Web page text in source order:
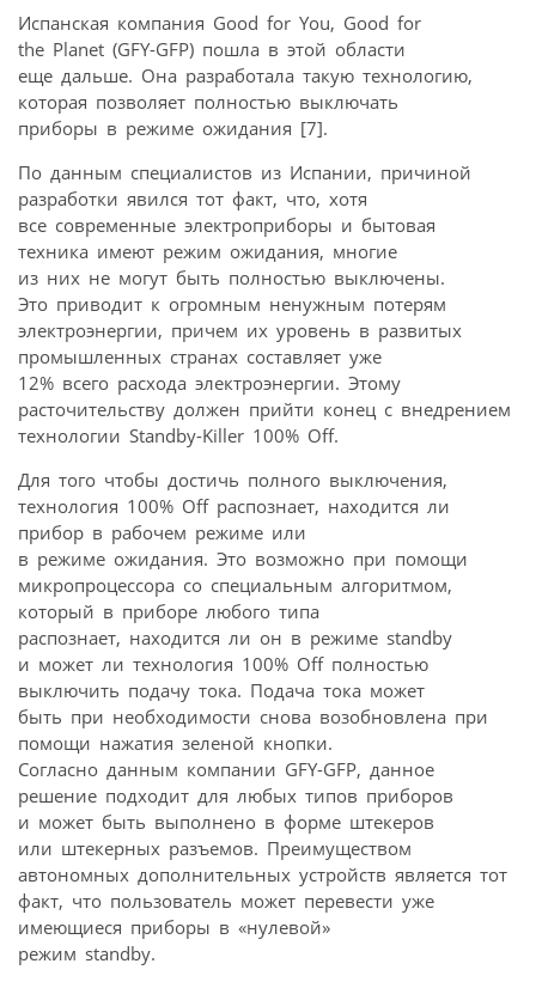
Испанская компания Good for You, Good for
the Planet (GFY-GFP) пошла в этой области
еще дальше. Она разработала такую технологию,
которая позволяет полностью выключать
приборы в режиме ожидания [7].
По данным специалистов из Испании, причиной
разработки явился тот факт, что, хотя
все современные электроприборы и бытовая
техника имеют режим ожидания, многие
из них не могут быть полностью выключены.
Это приводит к огромным ненужным потерям
электроэнергии, причем их уровень в развитых
промышленных странах составляет уже
12% всего расхода электроэнергии. Этому
расточительству должен прийти конец с внедрением
технологии Standby-Killer 100% Off.
Для того чтобы достичь полного выключения,
технология 100% Off распознает, находится ли
прибор в рабочем режиме или
в режиме ожидания. Это возможно при помощи
микропроцессора со специальным алгоритмом,
который в приборе любого типа
распознает, находится ли он в режиме standby
и может ли технология 100% Off полностью
выключить подачу тока. Подача тока может
быть при необходимости снова возобновлена при
помощи нажатия зеленой кнопки.
Согласно данным компании GFY-GFP, данное
решение подходит для любых типов приборов
и может быть выполнено в форме штекеров
или штекерных разъемов. Преимуществом
автономных дополнительных устройств является тот
факт, что пользователь может перевести уже
имеющиеся приборы в «нулевой»
режим standby.